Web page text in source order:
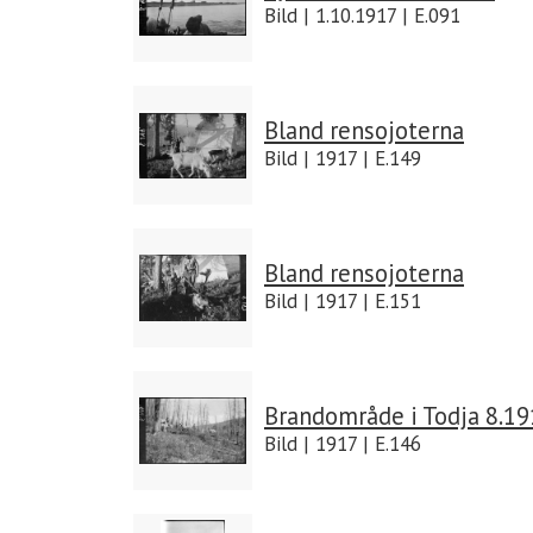
Bild | 1.10.1917 | E.091
Bland rensojoterna
Bild | 1917 | E.149
Bland rensojoterna
Bild | 1917 | E.151
Brandområde i Todja
Bild | 1917 | E.146